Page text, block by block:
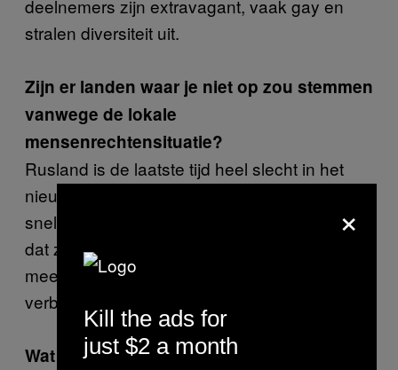
deelnemers zijn extravagant, vaak gay en
stralen diversiteit uit.
Zijn er landen waar je niet op zou stemmen
vanwege de lokale
mensenrechtensituatie?
Rusland is de laatste tijd heel slecht in het
nieuws gekomen, dus daar zou ik dan minder
snel op stemmen. Bovendien is het hypocriet
dat ze überhaupt met zo’n instelling
meedoen, want het festival gaat om
verbroedering.
Wat vind jij dat we moeten doen als Douwe
×
Kill the ads for
just $2 a month